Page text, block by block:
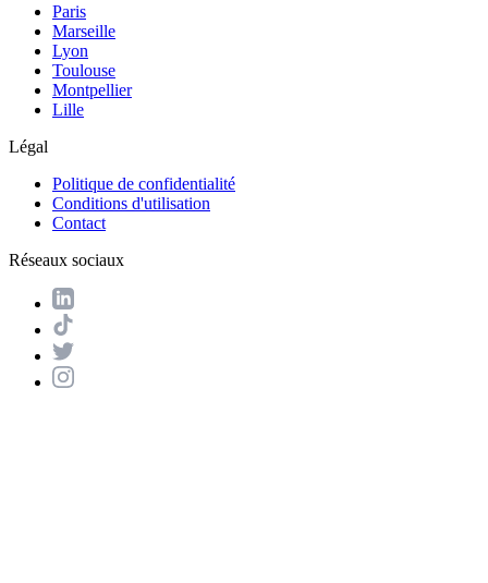
Paris
Marseille
Lyon
Toulouse
Montpellier
Lille
Légal
Politique de confidentialité
Conditions d'utilisation
Contact
Réseaux sociaux